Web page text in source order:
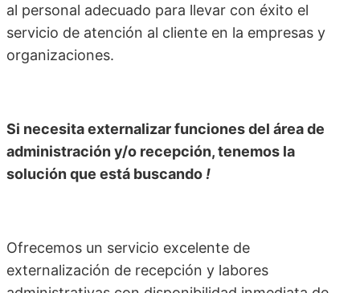
al personal adecuado para llevar con éxito el
servicio de atención al cliente en la empresas y
organizaciones.
Si necesita externalizar funciones del área de
administración y/o recepción, tenemos la
solución que está buscando !
Ofrecemos un servicio excelente de
externalización de recepción y labores